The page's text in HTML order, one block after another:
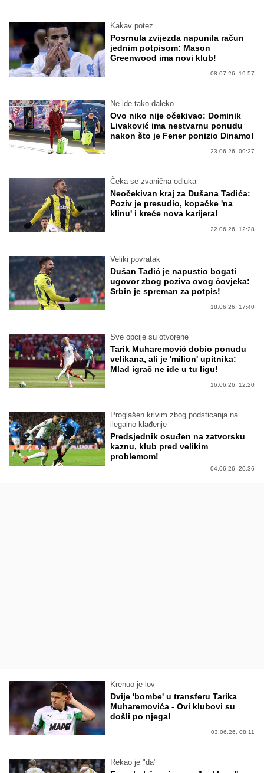
Kakav potez
Posrnula zvijezda napunila račun
jednim potpisom: Mason
Greenwood ima novi klub!
08.07.26. 19:57
Ne ide tako daleko
Ovo niko nije očekivao: Dominik
Livaković ima nestvarnu ponudu
nakon što je Fener ponizio Dinamo!
23.06.26. 09:27
Čeka se zvanična odluka
Neočekivan kraj za Dušana Tadića:
Poziv je presudio, kopačke 'na
klinu' i kreće nova karijera!
22.06.26. 12:28
Veliki povratak
Dušan Tadić je napustio bogati
ugovor zbog poziva ovog čovjeka:
Srbin je spreman za potpis!
18.06.26. 17:40
Sve opcije su otvorene
Tarik Muharemović dobio ponudu
velikana, ali je 'milion' upitnika:
Mlad igrač ne ide u tu ligu!
16.06.26. 12:20
Proglašen krivim zbog podsticanja na
ilegalno klađenje
Predsjednik osuđen na zatvorsku
kaznu, klub pred velikim
problemom!
04.06.26. 20:36
Krenuo je lov
Dvije 'bombe' u transferu Tarika
Muharemovića - Ovi klubovi su
došli po njega!
03.06.26. 08:11
Rekao je "da"